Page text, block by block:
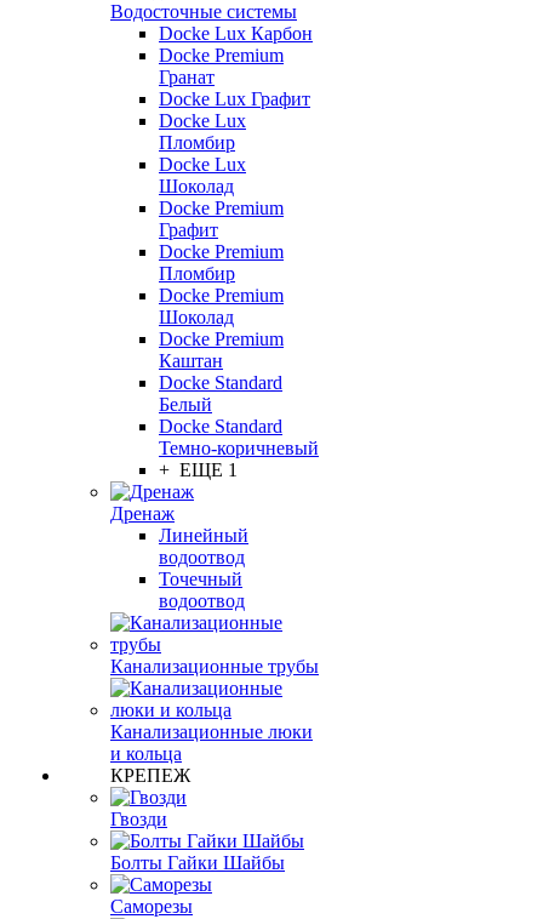
Водосточные системы
Docke Lux Карбон
Docke Premium
Гранат
Docke Lux Графит
Docke Lux
Пломбир
Docke Lux
Шоколад
Docke Premium
Графит
Docke Premium
Пломбир
Docke Premium
Шоколад
Docke Premium
Каштан
Docke Standard
Белый
Docke Standard
Темно-коричневый
+ ЕЩЕ 1
Дренаж
Линейный
водоотвод
Точечный
водоотвод
Канализационные трубы
Канализационные люки
и кольца
КРЕПЕЖ
Гвозди
Болты Гайки Шайбы
Саморезы